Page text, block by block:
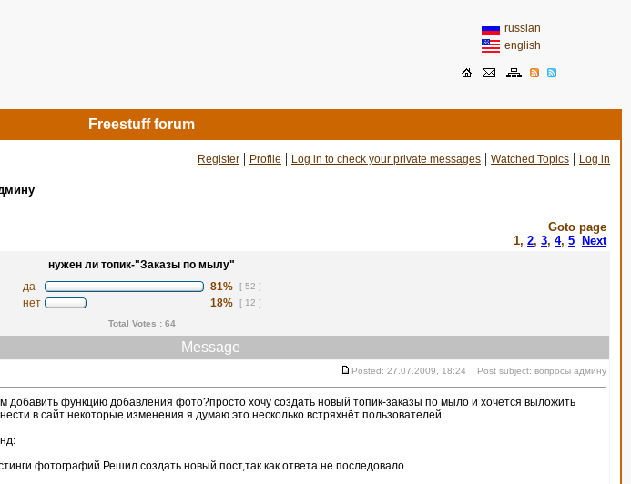
russian
english
Freestuff forum
Register | Profile | Log in to check your private messages | Watched Topics | Log in
Goto page
1, 2, 3, 4, 5 Next
нужен ли топик-"Заказы по мылу"
да
81% [ 52 ]
нет 18% [ 12 ]
Total Votes : 64
Message
Posted: 27.07.2009, 18:24 Post subject: вопросы админу
функцию добавления фото?просто хочу создать новый топик-заказы по мыло и хочется выложить
в сайт некоторые изменения я думаю это несколько встряхнёт пользователей
фотографий Решил создать новый пост,так как ответа не последовало